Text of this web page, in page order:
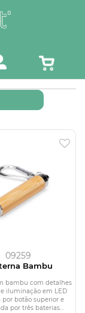
09259
Bambu
bambu com detalhes
iluminação em LED
por botão superior e
por três baterias...